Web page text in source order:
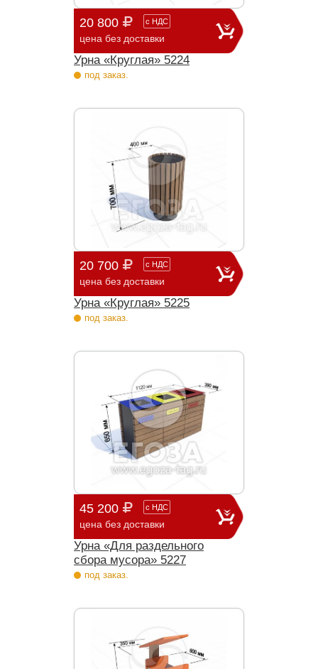
20 800 с НДС
цена без доставки
Урна «Круглая» 5224
под заказ.
20 700 с НДС
цена без доставки
Урна «Круглая» 5225
под заказ.
45 200 с НДС
цена без доставки
Урна «Для раздельного
сбора мусора» 5227
под заказ.